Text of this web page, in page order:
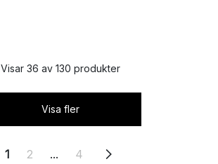
Visar 36 av 130 produkter
Visa fler
1 2 ... 4